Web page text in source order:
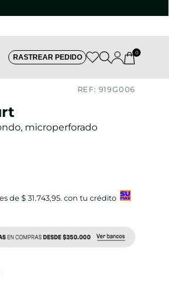
RASTREAR PEDIDO
0
REF: 919G006
microperforado
de $ 31.743,95. con tu crédito